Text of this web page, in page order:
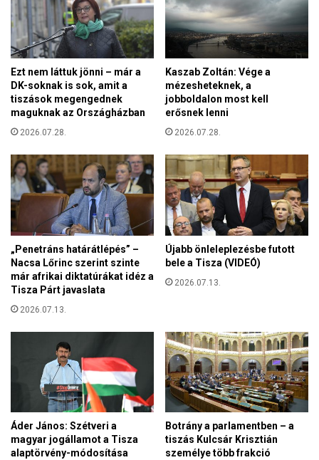
ó
k
i
a
l
á
r
a
j
á
s
a
n
i
y
e
E
U
-
c
s
ú
s
e
é
n
é
z
ü
n
k
,
a
r
Ezt nem láttuk jönni – már a
DK-soknak is sok, amit a
tiszások megengednek
maguknak az Országházban
2026.07.28.
Kaszab Zoltán: Vége a
mézesheteknek, a
jobboldalon most kell
erősnek lenni
2026.07.28.
„Penetráns határátlépés” –
Nacsa Lőrinc szerint szinte
már afrikai diktatúrákat idéz a
Tisza Párt javaslata
2026.07.13.
Újabb önleleplezésbe futott
bele a Tisza (VIDEÓ)
2026.07.13.
Áder János: Szétveri a
magyar jogállamot a Tisza
alaptörvény-módosítása
Botrány a parlamentben – a
tiszás Kulcsár Krisztián
személye több frakció